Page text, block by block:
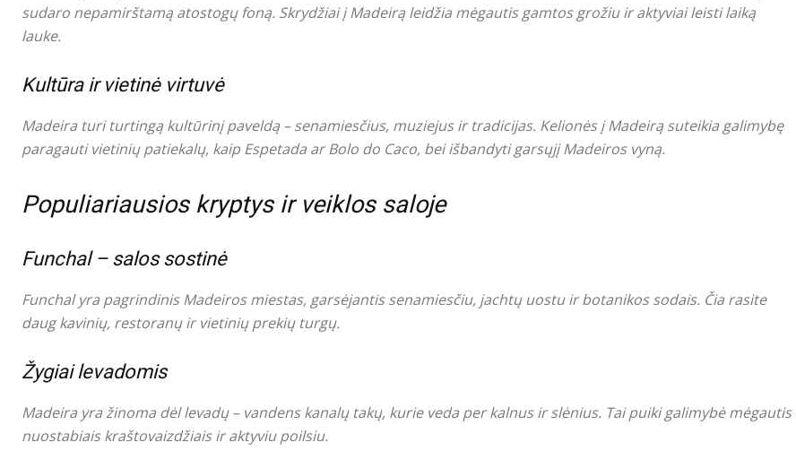
sudaro nepamirštamą atostogų foną. Skrydžiai į Madeirą leidžia mėgautis gamtos grožiu ir aktyviai leisti laiką
lauke.
Kultūra ir vietinė virtuvė
Madeira turi turtingą kultūrinį paveldą – senamiesčius, muziejus ir tradicijas. Kelionės į Madeirą suteikia galimybę
paragauti vietinių patiekalų, kaip Espetada ar Bolo do Caco, bei išbandyti garsųjį Madeiros vyną.
Populiariausios kryptys ir veiklos saloje
Funchal – salos sostinė
Funchal yra pagrindinis Madeiros miestas, garsėjantis senamiesčiu, jachtų uostu ir botanikos sodais. Čia rasite
daug kavinių, restoranų ir vietinių prekių turgų.
Žygiai levadomis
Madeira yra žinoma dėl levadų – vandens kanalų takų, kurie veda per kalnus ir slėnius. Tai puiki galimybė mėgautis
nuostabiais kraštovaizdžiais ir aktyviu poilsiu.